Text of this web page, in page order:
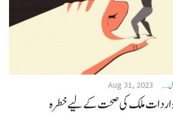
...
Aug 31, 2023
ملک کی صحت کے لیے خطرہ